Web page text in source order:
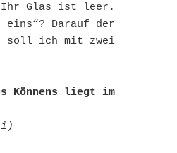
„Ihr Glas ist leer.
eins“? Darauf der
soll ich mit zwei
Könnens liegt im